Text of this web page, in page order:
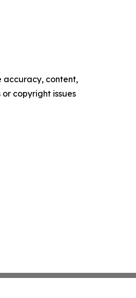
accuracy, content,
copyright issues